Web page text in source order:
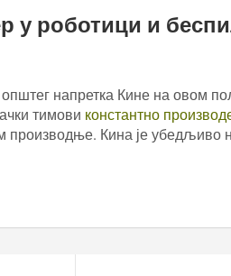
у роботици и
општег напретка Кине на овом
тимови константно
Кина је убедљиво